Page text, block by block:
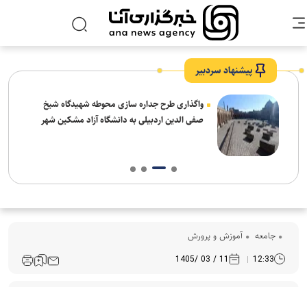
پیشنهاد سردبیر
واگذاری طرح جداره سازی محوطه شهیدگاه شیخ
صفی الدین اردبیلی به دانشگاه آزاد مشکین شهر
جامعه آموزش و پرورش
12:33
11 / 03 /1405